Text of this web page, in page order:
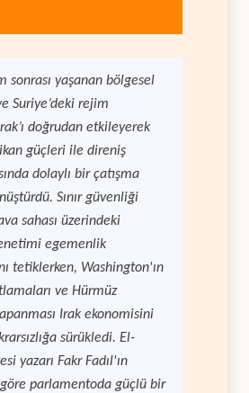
sonrası yaşanan bölgesel
Suriye’deki rejim
doğrudan etkileyerek
güçleri ile direniş
dolaylı bir çatışma
Sınır güvenliği
sahası üzerindeki
egemenlik
tetiklerken, Washington'ın
ve Hürmüz
Irak ekonomisini
sürükledi. El-
yazarı Fakr Fadıl'ın
göre parlamentoda güçlü bir